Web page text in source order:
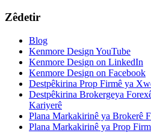
Zêdetir
Blog
Kenmore Design YouTube
Kenmore Design on LinkedIn
Kenmore Design on Facebook
Destpêkirina Prop Firmê ya
Destpêkirina Brokergeya
Kariyerê
Plana Markakirinê ya Brokerê
Plana Markakirinê ya Prop